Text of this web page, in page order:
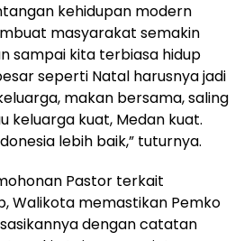
kehidupan modern
masyarakat semakin
sampai kita terbiasa hidup
seperti Natal harusnya jadi
makan bersama, saling
keluarga kuat, Medan kuat.
lebih baik,” tuturnya.
Pastor terkait
Walikota memastikan Pemko
dengan catatan